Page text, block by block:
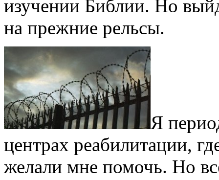
изучении Библии. Но
на прежние рельсы.
Я
центрах реабилитации,
желали мне помочь. Но